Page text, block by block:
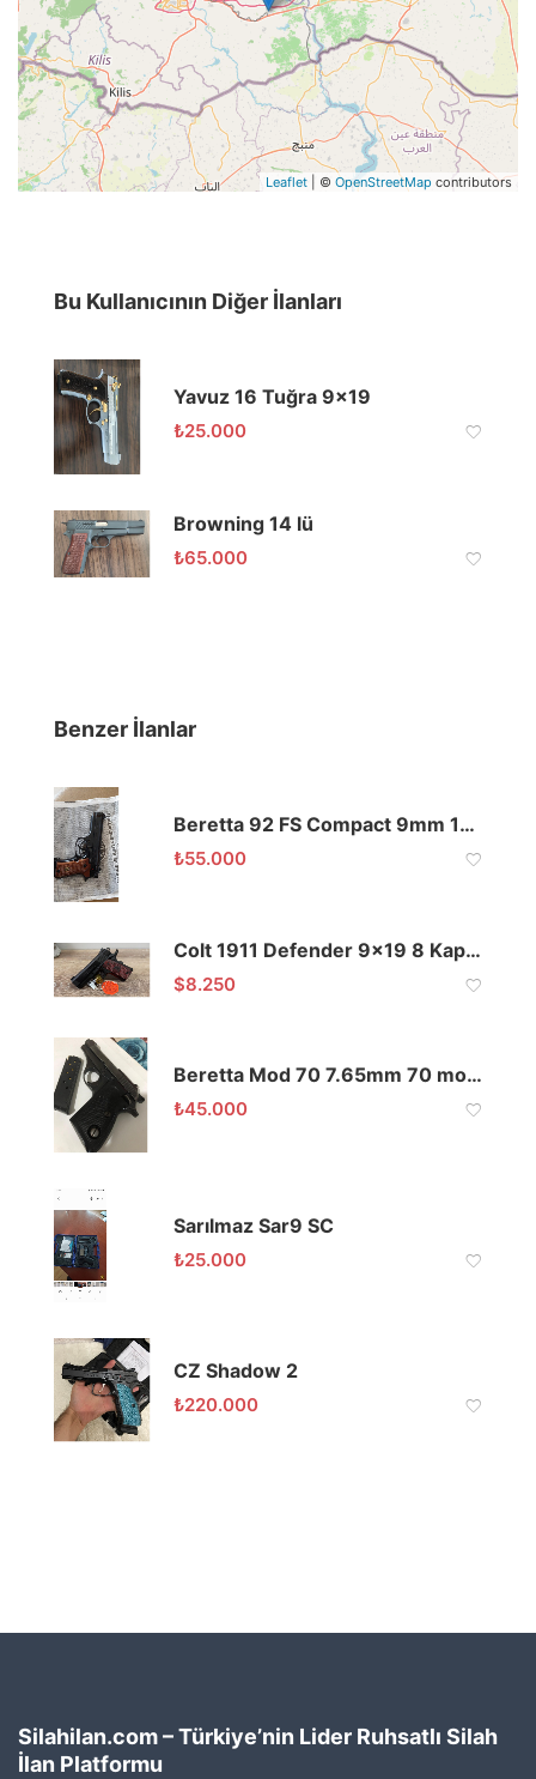
Leaflet | © OpenStreetMap contributors
Bu Kullanıcının Diğer İlanları
Yavuz 16 Tuğra 9×19
₺25.000
Browning 14 lü
₺65.000
Benzer İlanlar
Beretta 92 FS Compact 9mm 13+1
₺55.000
Colt 1911 Defender 9×19 8 Kapasite
$8.250
Beretta Mod 70 7.65mm 70 model orijinal
₺45.000
Sarılmaz Sar9 SC
₺25.000
CZ Shadow 2
₺220.000
Silahilan.com – Türkiye’nin Lider Ruhsatlı Silah
İlan Platformu